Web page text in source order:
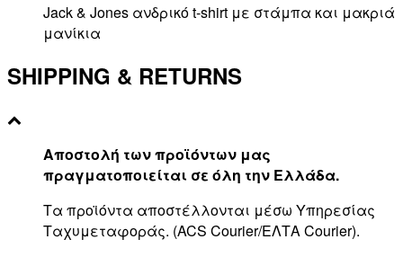
Jack & Jones ανδρικό t-shirt με στάμπα και μακριά
μανίκια
SHIPPING & RETURNS
Αποστολή των προϊόντων μας
πραγματοποιείται σε όλη την Ελλάδα.
Τα προϊόντα αποστέλλονται μέσω Υπηρεσίας
Ταχυμεταφοράς. (ACS Courier/ΕΛΤΑ Courier).